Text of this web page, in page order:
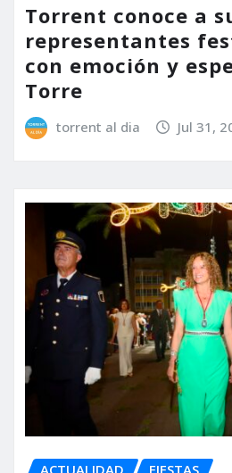
Torrent conoce a
representantes
con emoción y
Torre
torrent al dia Jul 31,
ACTUALIDAD FIESTAS